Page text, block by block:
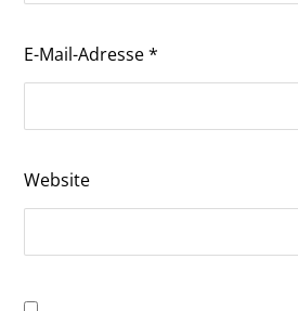
E-Mail-Adresse*
Website